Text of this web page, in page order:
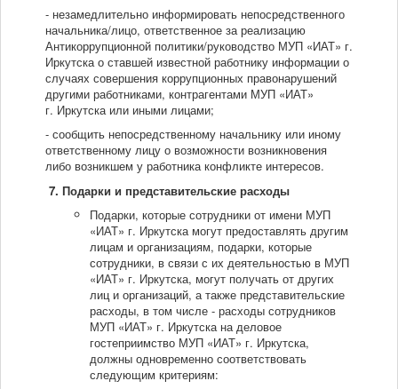
- незамедлительно информировать непосредственного
начальника/лицо, ответственное за реализацию
Антикоррупционной политики/руководство МУП «ИАТ» г.
Иркутска о ставшей известной работнику информации о
случаях совершения коррупционных правонарушений
другими работниками, контрагентами МУП «ИАТ»
г. Иркутска или иными лицами;
- сообщить непосредственному начальнику или иному
ответственному лицу о возможности возникновения
либо возникшем у работника конфликте интересов.
7. Подарки и представительские расходы
Подарки, которые сотрудники от имени МУП
«ИАТ» г. Иркутска могут предоставлять другим
лицам и организациям, подарки, которые
сотрудники, в связи с их деятельностью в МУП
«ИАТ» г. Иркутска, могут получать от других
лиц и организаций, а также представительские
расходы, в том числе - расходы сотрудников
МУП «ИАТ» г. Иркутска на деловое
гостеприимство МУП «ИАТ» г. Иркутска,
должны одновременно соответствовать
следующим критериям: